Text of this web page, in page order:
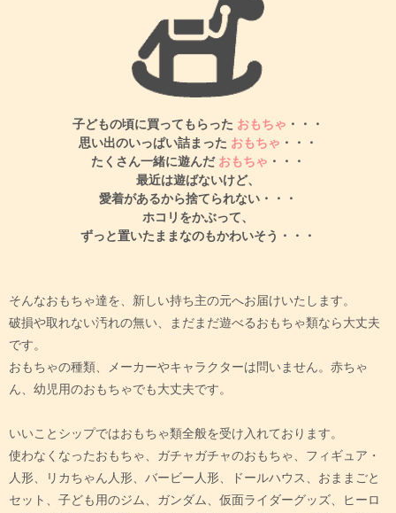
子どもの頃に買ってもらった おもちゃ ・・・
思い出のいっぱい詰まった おもちゃ ・・・
たくさん一緒に遊んだ おもちゃ ・・・
最近は遊ばないけど、
愛着があるから捨てられない・・・
ホコリをかぶって、
ずっと置いたままなのもかわいそう・・・
そんなおもちゃ達を、新しい持ち主の元へお届けいたします。
破損や取れない汚れの無い、まだまだ遊べるおもちゃ類なら大丈夫
です。
おもちゃの種類、メーカーやキャラクターは問いません。赤ちゃ
ん、幼児用のおもちゃでも大丈夫です。
いいことシップではおもちゃ類全般を受け入れております。
使わなくなったおもちゃ、ガチャガチャのおもちゃ、フィギュア・
人形、リカちゃん人形、バービー人形、ドールハウス、おままごと
セット、子ども用のジム、ガンダム、仮面ライダーグッズ、ヒーロ